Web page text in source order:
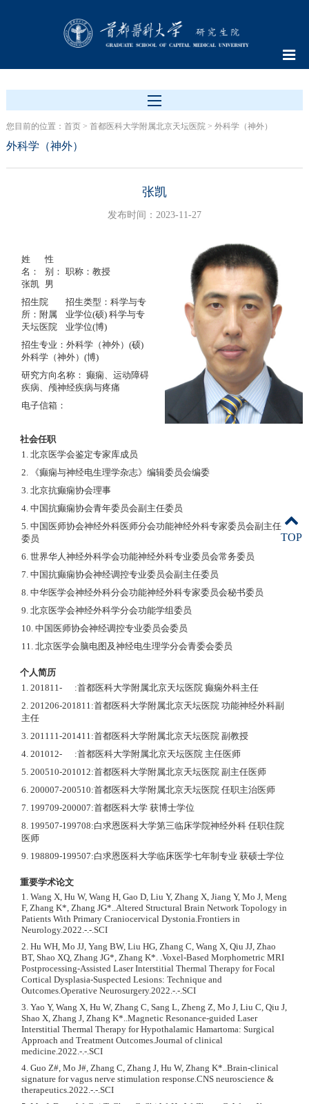
您目前的位置： 首页> 首都医科大学附属北京天坛医院> 外科学（神外）
外科学（神外）
张凯
发布时间：2023-11-27
姓
名：
张凯
性
别：
男
职称：教授
招生院
所：附属
天坛医院
招生类型：科学与专
业学位(硕) 科学与专
业学位(博)
招生专业：外科学（神外）(硕)
外科学（神外）(博)
研究方向名称： 癫痫、运动障碍
疾病、颅神经疾病与疼痛
电子信箱：
社会任职
1. 北京医学会鉴定专家库成员
2. 《癫痫与神经电生理学杂志》编辑委员会编委
3. 北京抗癫痫协会理事
4. 中国抗癫痫协会青年委员会副主任委员
5. 中国医师协会神经外科医师分会功能神经外科专家委员会副主任
委员
6. 世界华人神经外科学会功能神经外科专业委员会常务委员
7. 中国抗癫痫协会神经调控专业委员会副主任委员
8. 中华医学会神经外科分会功能神经外科专家委员会秘书委员
9. 北京医学会神经外科学分会功能学组委员
10. 中国医师协会神经调控专业委员会委员
11. 北京医学会脑电图及神经电生理学分会青委会委员
个人简历
1. 201811- :首都医科大学附属北京天坛医院 癫痫外科主任
2. 201206-201811:首都医科大学附属北京天坛医院 功能神经外科副
主任
3. 201111-201411:首都医科大学附属北京天坛医院 副教授
4. 201012- :首都医科大学附属北京天坛医院 主任医师
5. 200510-201012:首都医科大学附属北京天坛医院 副主任医师
6. 200007-200510:首都医科大学附属北京天坛医院 任职主治医师
7. 199709-200007:首都医科大学 获博士学位
8. 199507-199708:白求恩医科大学第三临床学院神经外科 任职住院
医师
9. 198809-199507:白求恩医科大学临床医学七年制专业 获硕士学位
重要学术论文
1. Wang X, Hu W, Wang H, Gao D, Liu Y, Zhang X, Jiang Y, Mo J, Meng
F, Zhang K*, Zhang JG*..Altered Structural Brain Network Topology in
Patients With Primary Craniocervical Dystonia.Frontiers in
Neurology.2022.-.-.SCI
2. Hu WH, Mo JJ, Yang BW, Liu HG, Zhang C, Wang X, Qiu JJ, Zhao
BT, Shao XQ, Zhang JG*, Zhang K*. .Voxel-Based Morphometric MRI
Postprocessing-Assisted Laser Interstitial Thermal Therapy for Focal
Cortical Dysplasia-Suspected Lesions: Technique and
Outcomes.Operative Neurosurgery.2022.-.-.SCI
3. Yao Y, Wang X, Hu W, Zhang C, Sang L, Zheng Z, Mo J, Liu C, Qiu J,
Shao X, Zhang J, Zhang K*..Magnetic Resonance-guided Laser
Interstitial Thermal Therapy for Hypothalamic Hamartoma: Surgical
Approach and Treatment Outcomes.Journal of clinical
medicine.2022.-.-.SCI
4. Guo Z#, Mo J#, Zhang C, Zhang J, Hu W, Zhang K*..Brain-clinical
signature for vagus nerve stimulation response.CNS neuroscience &
therapeutics.2022.-.-.SCI
TOP